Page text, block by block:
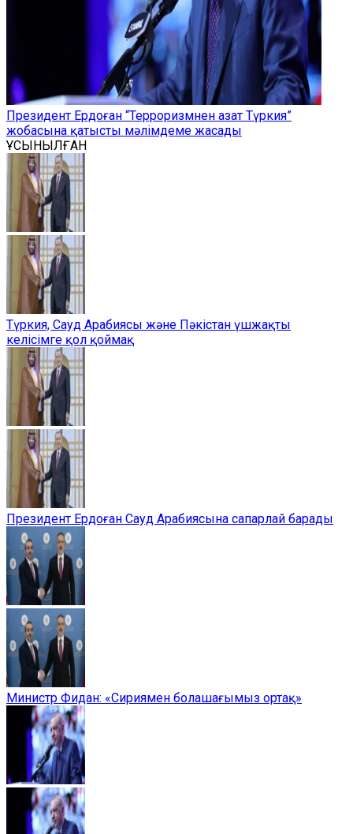
Президент Ердоған “Терроризмнен азат Түркия”
жобасына қатысты мәлімдеме жасады
ҰСЫНЫЛҒАН
Түркия, Сауд Арабиясы және Пәкістан үшжақты
келісімге қол қоймақ
Президент Ердоған Сауд Арабиясына сапарлай барады
Министр Фидан: «Сириямен болашағымыз ортақ»